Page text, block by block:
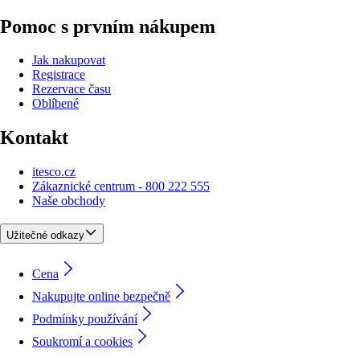
Pomoc s prvním nákupem
Jak nakupovat
Registrace
Rezervace času
Oblíbené
Kontakt
itesco.cz
Zákaznické centrum - 800 222 555
Naše obchody
Užitečné odkazy
Cena
Nakupujte online bezpečně
Podmínky používání
Soukromí a cookies